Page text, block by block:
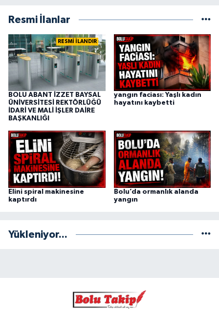
Resmi İlanlar
RESMİ İLANDIR
BOLU ABANT İZZET BAYSAL
ÜNİVERSİTESİ REKTÖRLÜĞÜ
İDARİ VE MALİ İŞLER DAİRE
BAŞKANLIĞI
yangın faciası: Yaşlı kadın
hayatını kaybetti
Elini spiral makinesine
kaptırdı
Bolu’da ormanlık alanda
yangın
Yükleniyor...